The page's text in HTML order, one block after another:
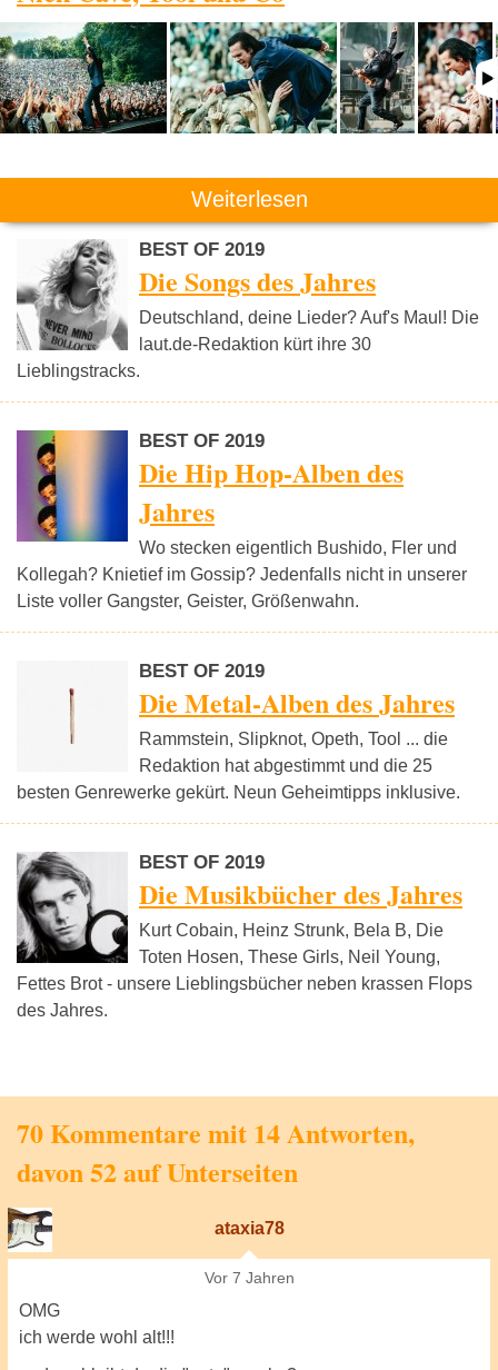
Weiterlesen
BEST OF 2019
Die Songs des Jahres
Deutschland, deine Lieder? Auf's Maul! Die
laut.de-Redaktion kürt ihre 30
Lieblingstracks.
BEST OF 2019
Die Hip Hop-Alben des
Jahres
Wo stecken eigentlich Bushido, Fler und
Kollegah? Knietief im Gossip? Jedenfalls nicht in unserer
Liste voller Gangster, Geister, Größenwahn.
BEST OF 2019
Die Metal-Alben des Jahres
Rammstein, Slipknot, Opeth, Tool ... die
Redaktion hat abgestimmt und die 25
besten Genrewerke gekürt. Neun Geheimtipps inklusive.
BEST OF 2019
Die Musikbücher des Jahres
Kurt Cobain, Heinz Strunk, Bela B, Die
Toten Hosen, These Girls, Neil Young,
Fettes Brot - unsere Lieblingsbücher neben krassen Flops
des Jahres.
70 Kommentare mit 14 Antworten,
davon 52 auf Unterseiten
ataxia78
Vor 7 Jahren
OMG
ich werde wohl alt!!!